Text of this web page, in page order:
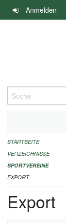
Navigation
überspringen
Anmelden
Suche
ALLGEMEINE
FINANZIELLE
KONTAKT
STARTSEITE
VERZEICHNISSE
SPORTVEREINE
EXPORT
Export